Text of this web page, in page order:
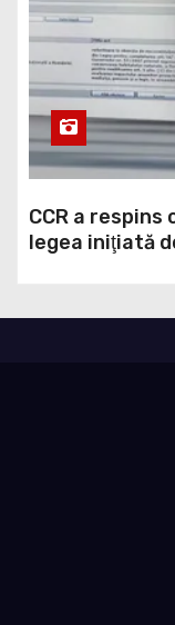
CCR a
legea iniţiată
zonele